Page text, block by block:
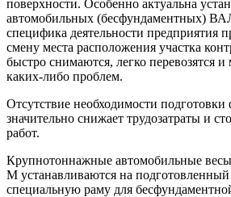
поверхности. Особенно актуальна
автомобильных (бесфундаментных)
специфика деятельности предприятия
смену места расположения участка
быстро снимаются, легко перевозятся
каких-либо проблем.
Отсутствие необходимости подготовки
значительно снижает трудозатраты и
работ.
Крупнотоннажные автомобильные
М устанавливаются на
специальную раму для